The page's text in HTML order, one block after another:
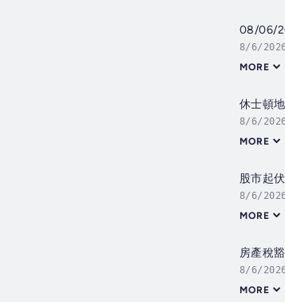
08/06/
8/6/
MORE
休士頓
8/6/
MORE
股市起
8/6/
MORE
房產稅
8/6/
MORE